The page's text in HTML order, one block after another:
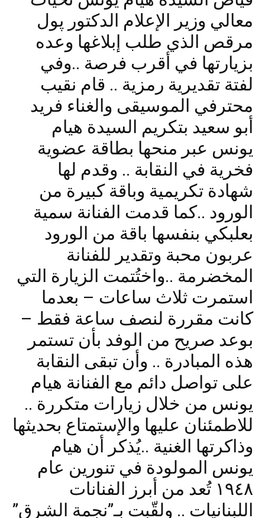
معالي وزير الإعلام الدكتور پول
مرقص الذي طلب إبلاغها وعده
بزيارتها في أقرب فرصة ..وفي
لفتة تقديرية رمزية .. قام نقيب
محترفي الموسيقى والغناء فريد
أبو سعيد بتكريم السيدة هيام
يونس عبر منحها بطاقة عضوية
فخرية في النقابة .. وقدم لها
شهادة تكريمية وباقة كبيرة من
الورود ..كما قدمت الفنانة سمية
بعلبكي بنفسها باقة من الورود
عربون محبة وتقدير للفنانة
المخضرمة ..واختُتمت الزيارة التي
استمرت ثلاث ساعات – بعدما
كانت مقررة لنصف ساعة فقط –
بوعد صريح من الوفد بأن تستمر
هذه المبادرة .. وأن تبقى النقابة
على تواصل دائم مع الفنانة هيام
يونس من خلال زيارات متكررة ..
للاطمئنان عليها والإستمتاع بحديثها
وذاكرتها الغنية ..يُذكر أن هيام
يونس المولودة في تنورين عام
١٩٤٨ تُعد من أبرز الفنانات
اللبنانيات .. ولقّبت بـ”نجمة الشرق”